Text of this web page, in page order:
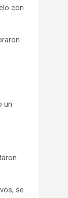
con
un
se